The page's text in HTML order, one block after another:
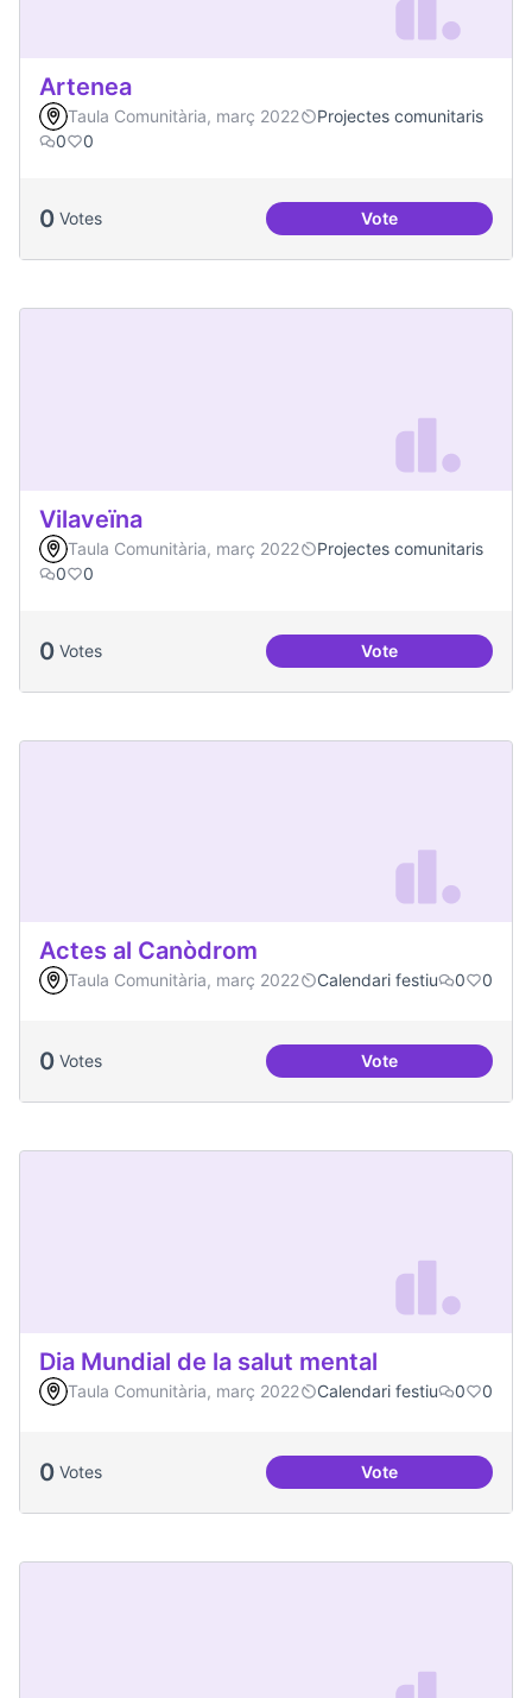
Artenea
Taula Comunitària, març 2022
Projectes comunitaris
0
0
0 Votes VoteArtenea
Vilaveïna
Taula Comunitària, març 2022
Projectes comunitaris
0
0
0 Votes VoteVilaveïna
Actes al Canòdrom
Taula Comunitària, març 2022 Calendari festiu 0 0
0 Votes VoteActes al Canòdrom
Dia Mundial de la salut mental
Taula Comunitària, març 2022 Calendari festiu 0 0
0 Votes VoteDia Mundial de la